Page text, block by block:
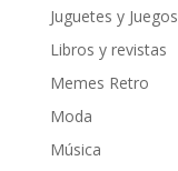
Juguetes y Juegos
Libros y revistas
Memes Retro
Moda
Música